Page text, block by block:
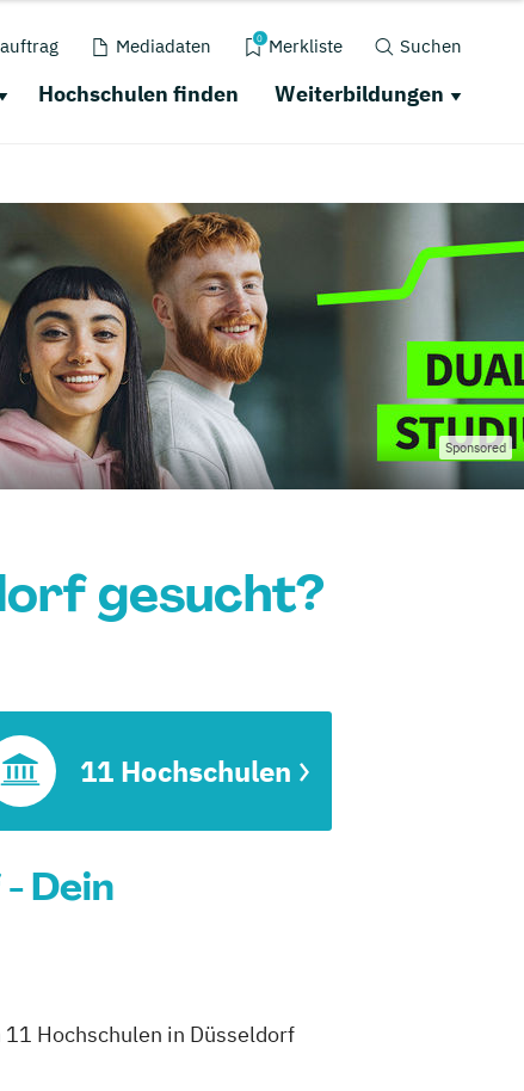
Mediadaten 0 Merkliste Suchen
Hochschulen finden Weiterbildungen
Sponsored
gesucht?
11 Hochschulen
Dein
Hochschulen in Düsseldorf